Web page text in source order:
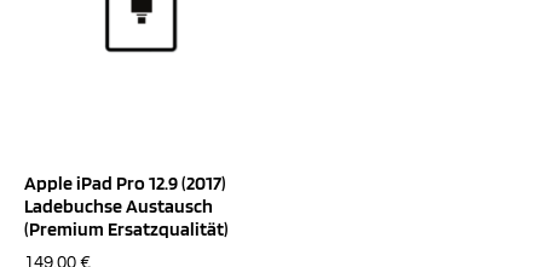
Apple iPad Pro 12.9 (2017)
Ladebuchse Austausch
(Premium Ersatzqualität)
149,00 €